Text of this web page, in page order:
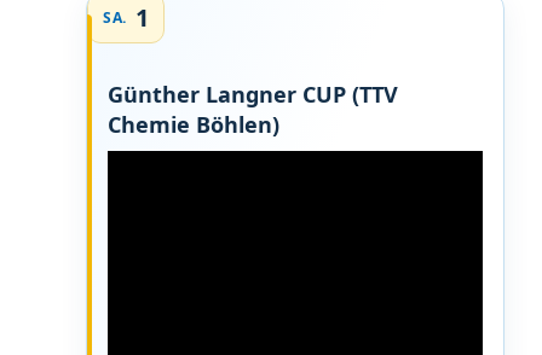
SA. 1
Günther Langner CUP (TTV
Chemie Böhlen)